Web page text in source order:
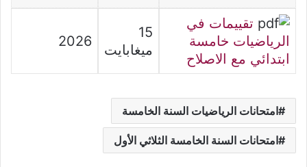
تقييمات في
الرياضيات خامسة
ابتدائي مع الاصلاح
15
ميغابايت
2026
امتحانات الرياضيات السنة الخامسة
امتحانات السنة الخامسة الثلاثي الأول